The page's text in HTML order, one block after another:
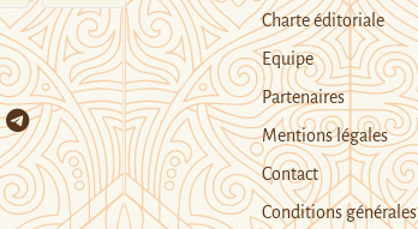
Charte éditoriale
Equipe
Partenaires
Mentions légales
Contact
Conditions générales